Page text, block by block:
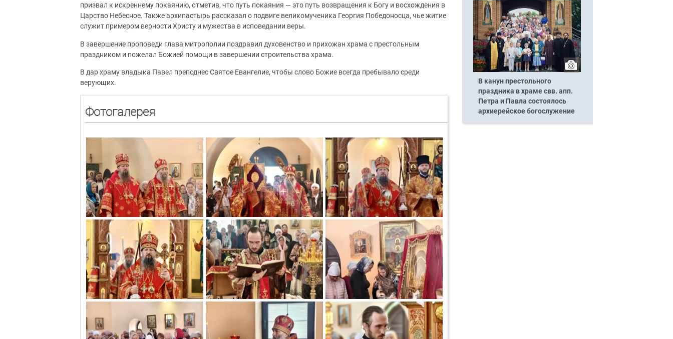
призвал к искреннему покаянию, отметив, что путь покаяния — это путь возвращения к Богу и восхождения в
Царство Небесное. Также архипастырь рассказал о подвиге великомученика Георгия Победоносца, чье житие
служит примером верности Христу и мужества в исповедании веры.
В завершение проповеди глава митрополии поздравил духовенство и прихожан храма с престольным
праздником и пожелал Божией помощи в завершении строительства храма.
В дар храму владыка Павел преподнес Святое Евангелие, чтобы слово Божие всегда пребывало среди
верующих.
Фотогалерея
В канун престольного
праздника в храме свв. апп.
Петра и Павла состоялось
архиерейское богослужение